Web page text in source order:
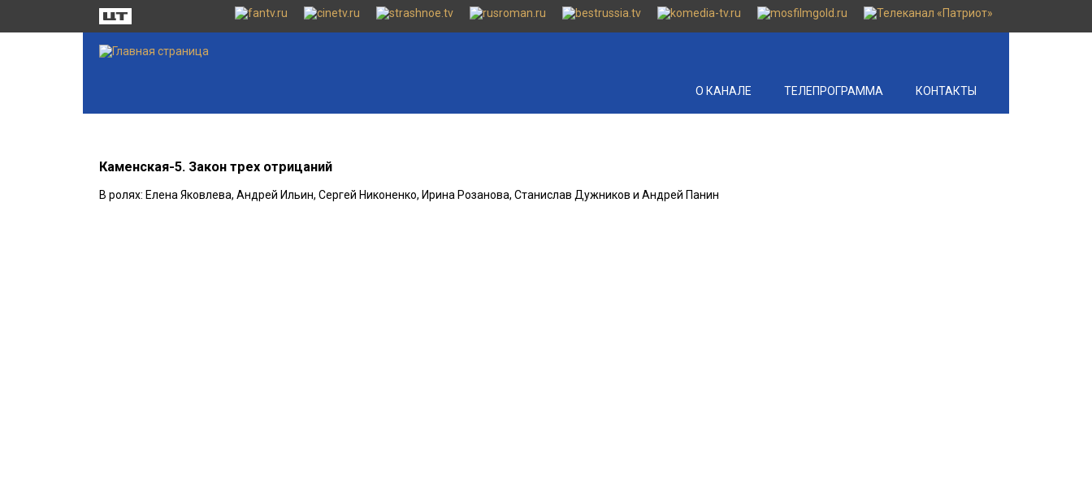
О КАНАЛЕ ТЕЛЕПРОГРАММА КОНТАКТЫ
Каменская-5. Закон трех отрицаний
В ролях: Елена Яковлева, Андрей Ильин, Сергей Никоненко, Ирина Розанова, Станислав Дужников и Андрей Панин